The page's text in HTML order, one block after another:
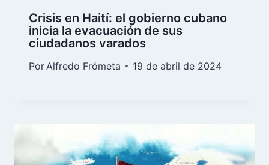
Crisis en Haití: el gobierno cubano
inicia la evacuación de sus
ciudadanos varados
Por Alfredo Frómeta 19 de abril de 2024